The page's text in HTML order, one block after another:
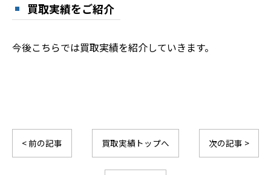
買取実績をご紹介
今後こちらでは買取実績を紹介していきます。
< 前の記事 買取実績トップへ 次の記事 >